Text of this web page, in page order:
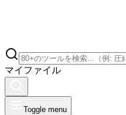
マイファイル
Toggle menu